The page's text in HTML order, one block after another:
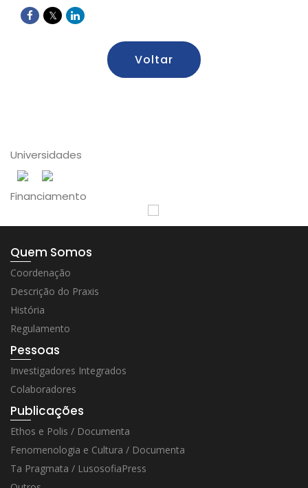
Voltar
Universidades
Financiamento
Quem Somos
Coordenação
Descrição do Praxis
História
Regulamento
Pessoas
Investigadores Integrados
Colaboradores
Publicações
Ethos e Polis / Documenta
Fenomenologia e Cultura / Documenta
Ta Pragmata / LusosofiaPress